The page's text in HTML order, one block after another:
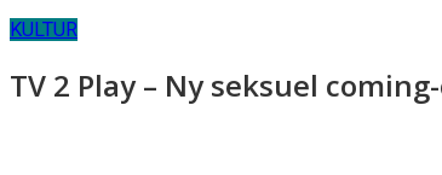
KULTUR
TV 2 Play – Ny seksuel